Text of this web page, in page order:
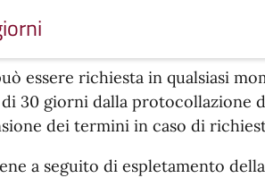
essere richiesta in qualsiasi
di 30 giorni dalla protocollazione
dei termini in caso di
a seguito di espletamento